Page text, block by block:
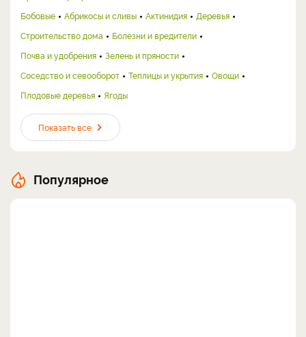
Бобовые
Абрикосы и сливы Актинидия
Деревья
Строительство дома
Болезни и вредители
Почва и удобрения
Зелень и пряности
Соседство и севооборот
Теплицы и укрытия
Овощи
Плодовые деревья
Ягоды
Показать все
Популярное